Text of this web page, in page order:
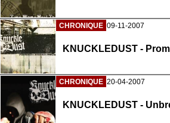
CHRONIQUE 09-11-2007
KNUCKLEDUST -
CHRONIQUE 20-04-2007
KNUCKLEDUST -